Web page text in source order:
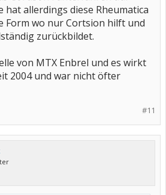
hat allerdings diese Rheumatica
Form wo nur Cortsion hilft und
zurückbildet.
von MTX Enbrel und es wirkt
2004 und war nicht öfter
#11